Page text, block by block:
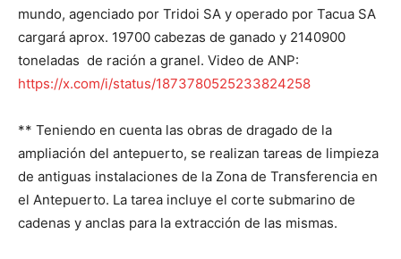
mundo, agenciado por Tridoi SA y operado por Tacua SA
cargará aprox. 19700 cabezas de ganado y 2140900
toneladas de ración a granel. Video de ANP:
https://x.com/i/status/1873780525233824258
** Teniendo en cuenta las obras de dragado de la
ampliación del antepuerto, se realizan tareas de limpieza
de antiguas instalaciones de la Zona de Transferencia en
el Antepuerto. La tarea incluye el corte submarino de
cadenas y anclas para la extracción de las mismas.